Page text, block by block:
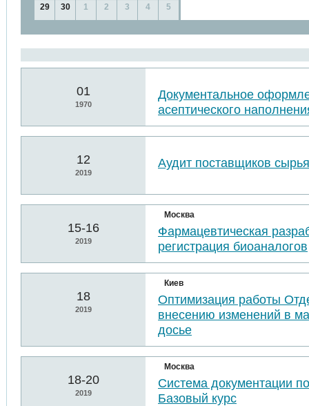
29 30 1 2 3 4 5
01
1970
Документальное
асептического
12
2019
Аудит поставщиков
15-16
2019
Москва
Фармацевтическая
регистрация биоаналогов
18
2019
Киев
Оптимизация работы
внесению изменений в
досье
18-20
2019
Москва
Система документации
Базовый курс